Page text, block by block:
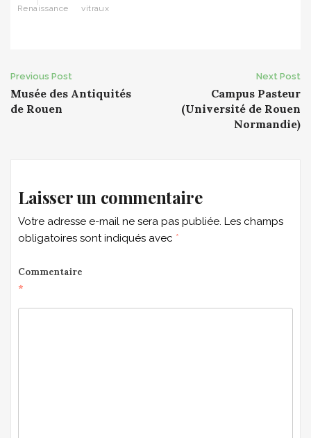
Renaissance
vitraux
Post
navigation
Previous Post
Musée des Antiquités
de Rouen
Next Post
Campus Pasteur
(Université de Rouen
Normandie)
Laisser un commentaire
Votre adresse e-mail ne sera pas publiée. Les champs
obligatoires sont indiqués avec *
Commentaire
*